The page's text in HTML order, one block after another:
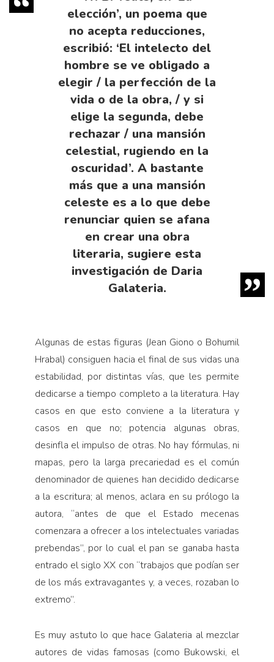
elección’, un poema que
no acepta reducciones,
escribió: ‘El intelecto del
hombre se ve obligado a
elegir / la perfección de la
vida o de la obra, / y si
elige la segunda, debe
rechazar / una mansión
celestial, rugiendo en la
oscuridad’. A bastante
más que a una mansión
celeste es a lo que debe
renunciar quien se afana
en crear una obra
literaria, sugiere esta
investigación de Daria
Galateria.
Algunas de estas figuras (Jean Giono o Bohumil
Hrabal) consiguen hacia el final de sus vidas una
estabilidad, por distintas vías, que les permite
dedicarse a tiempo completo a la literatura. Hay
casos en que esto conviene a la literatura y
casos en que no; potencia algunas obras,
desinfla el impulso de otras. No hay fórmulas, ni
mapas, pero la larga precariedad es el común
denominador de quienes han decidido dedicarse
a la escritura; al menos, aclara en su prólogo la
autora, “antes de que el Estado mecenas
comenzara a ofrecer a los intelectuales variadas
prebendas”, por lo cual el pan se ganaba hasta
entrado el siglo XX con “trabajos que podían ser
de los más extravagantes y, a veces, rozaban lo
extremo”.
Es muy astuto lo que hace Galateria al mezclar
autores de vidas famosas (como Bukowski, el